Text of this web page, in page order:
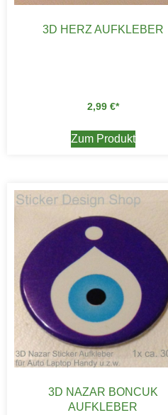
3D HERZ AUFKLEBER
2,99 €
Zum Produkt
3D NAZAR BONCUK
AUFKLEBER